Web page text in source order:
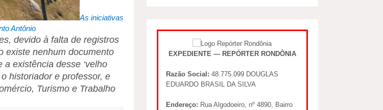
As iniciativas
Antônio
devido à falta de registros
existe nenhum documento
existência desse ‘velho
historiador e professor, e
Turismo e Trabalho
EXPEDIENTE — REPÓRTER RONDÔNIA
Razão Social: 48.775.099 DOUGLAS
EDUARDO BRASIL DA SILVA
Endereço: Rua Algodoeiro, nº 4890, Bairro